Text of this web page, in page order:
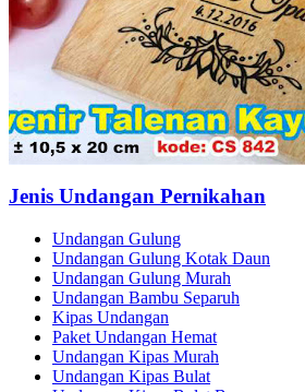
Jenis Undangan Pernikahan
Undangan Gulung
Undangan Gulung Kotak Daun
Undangan Gulung Murah
Undangan Bambu Separuh
Kipas Undangan
Paket Undangan Hemat
Undangan Kipas Murah
Undangan Kipas Bulat